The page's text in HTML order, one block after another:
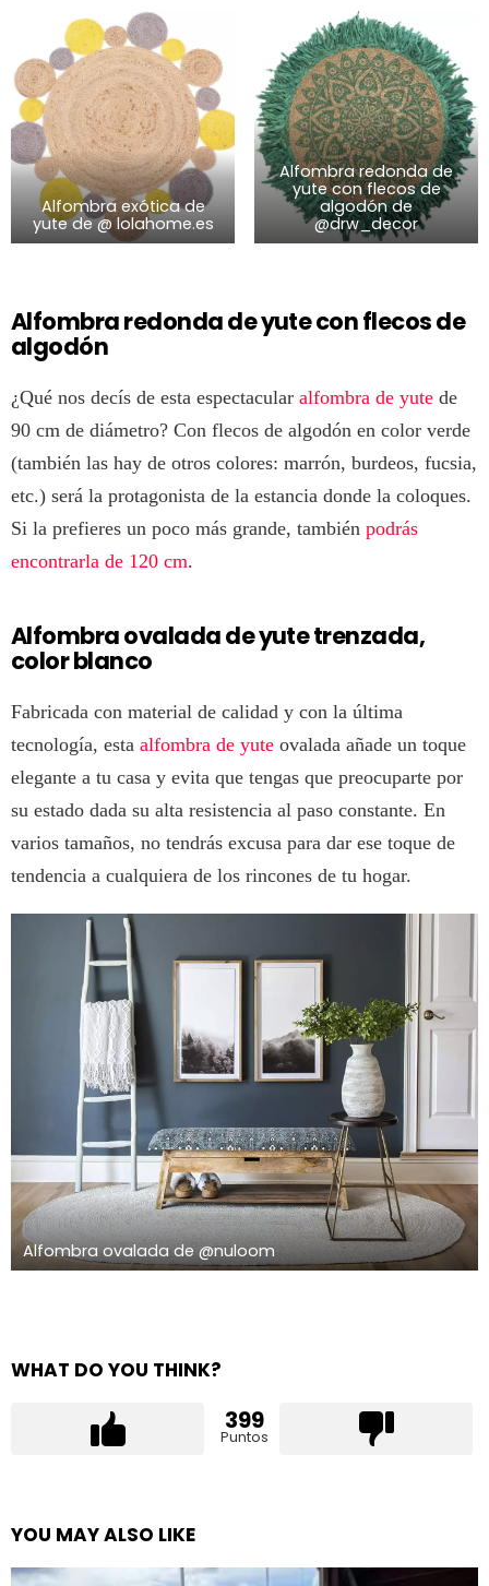
Alfombra exótica de
yute de @ lolahome.es
Alfombra redonda de
yute con flecos de
algodón de
@drw_decor
Alfombra redonda de yute con flecos de
algodón
¿Qué nos decís de esta espectacular alfombra de yute de
90 cm de diámetro? Con flecos de algodón en color verde
(también las hay de otros colores: marrón, burdeos, fucsia,
etc.) será la protagonista de la estancia donde la coloques.
Si la prefieres un poco más grande, también podrás
encontrarla de 120 cm.
Alfombra ovalada de yute trenzada,
color blanco
Fabricada con material de calidad y con la última
tecnología, esta alfombra de yute ovalada añade un toque
elegante a tu casa y evita que tengas que preocuparte por
su estado dada su alta resistencia al paso constante. En
varios tamaños, no tendrás excusa para dar ese toque de
tendencia a cualquiera de los rincones de tu hogar.
Alfombra ovalada de @nuloom
WHAT DO YOU THINK?
399
Puntos
YOU MAY ALSO LIKE